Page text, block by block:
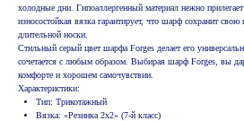
холодные дни. Гипоаллергенный материал нежно
износостойкая вязка гарантирует, что шарф сохранит
длительной носки.
Стильный серый цвет шарфа Forges делает его
сочетается с любым образом. Выбирая шарф Forges, вы
комфорте и хорошем самочувствии.
Характеристики:
Тип: Трикотажный
Вязка: «Резинка 2х2» (7-й класс)